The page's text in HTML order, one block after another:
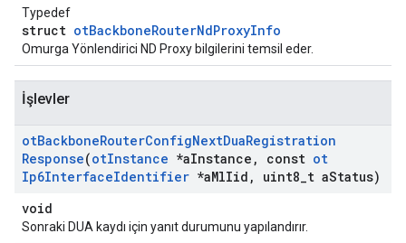
Typedef
struct otBackboneRouterNdProxyInfo
Omurga Yönlendirici ND Proxy bilgilerini temsil eder.
İşlevler
otBackboneRouterConfigNextDuaRegistration
Response(otInstance *aInstance , const ot
Ip6InterfaceIdentifier *aMlIid , uint8 t aStatus)
void
Sonraki DUA kaydı için yanıt durumunu yapılandırır.